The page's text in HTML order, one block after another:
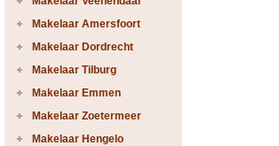
Makelaar Amersfoort
Makelaar Dordrecht
Makelaar Tilburg
Makelaar Emmen
Makelaar Zoetermeer
Makelaar Hengelo